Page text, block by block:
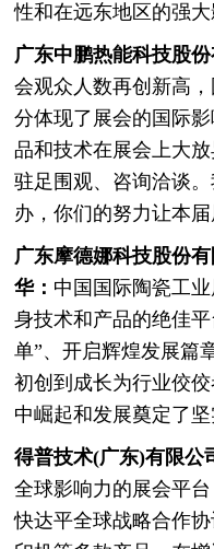
性和在远东地区的强大
广东中鹏热能科技股
会观众人数再创新高
分体现了展会的国际
品和技术在展会上大
驻足围观、咨询洽谈
办，你们的努力让本届
广东摩德娜科技股份
华： 中国国际陶瓷工
身技术和产品的绝佳
单”、开启辉煌发展篇
初创到成长为行业佼
中崛起和发展奠定了坚
得普技术(广东)有限公
全球影响力的展会平
快达平全球战略合作